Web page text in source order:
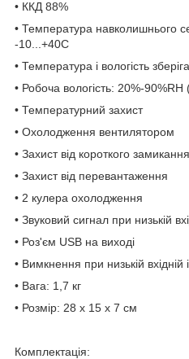
• ККД 88%
• Температура навколишнього
-10...+40С
• Температура і вологість
• Робоча вологість: 20%-90%RH
• Температурний захист
• Охолодження вентилятором
• Захист від короткого замикання
• Захист від перевантаження
• 2 кулера охолодження
• Звуковий сигнал при низькій
• Роз'єм USB на виході
• Вимкнення при низькій вхідній
• Вага: 1,7 кг
• Розмір: 28 x 15 x 7 см
Комплектація: